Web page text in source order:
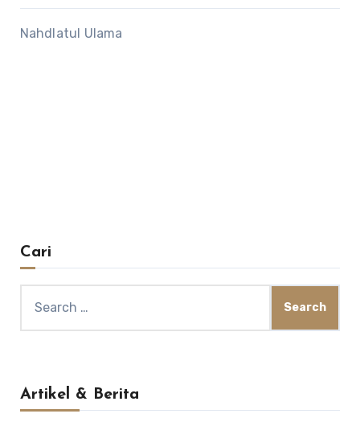
Nahdlatul Ulama
Cari
for:
Artikel & Berita